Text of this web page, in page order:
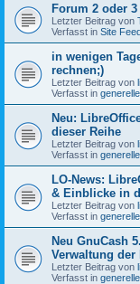
Forum 2 oder
Letzter Beitrag von
Verfasst in Site
in wenigen
rechnen;)
Letzter Beitrag von
Verfasst in
Neu:
dieser Reihe
Letzter Beitrag von
Verfasst in
LO-News:
& Einblicke in
Letzter Beitrag von
Verfasst in
Neu GnuCash
Verwaltung der
Letzter Beitrag von
Verfasst in